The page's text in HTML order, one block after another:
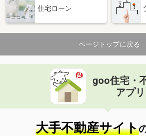
住宅ローン
ページトップに戻る
goo住宅・
アプリ
大手不動産サイト